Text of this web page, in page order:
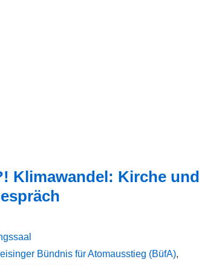
Klimawandel: Kirche und
Bündnis für Atomausstieg (BüfA),